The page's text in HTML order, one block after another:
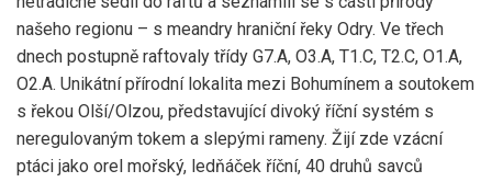
našeho regionu – s meandry hraniční řeky Odry. Ve třech
dnech postupně raftovaly třídy G7.A, O3.A, T1.C, T2.C, O1.A,
O2.A. Unikátní přírodní lokalita mezi Bohumínem a soutokem
s řekou Olší/Olzou, představující divoký říční systém s
neregulovaným tokem a slepými rameny. Žijí zde vzácní
ptáci jako orel mořský, ledňáček říční, 40 druhů savců